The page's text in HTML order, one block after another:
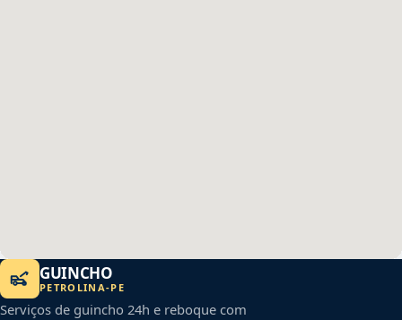
GUINCHO
PETROLINA-PE
Serviços de guincho 24h e reboque com